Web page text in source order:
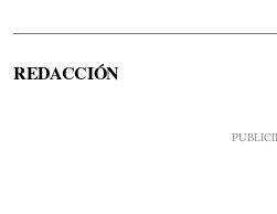
REDACCIÓN